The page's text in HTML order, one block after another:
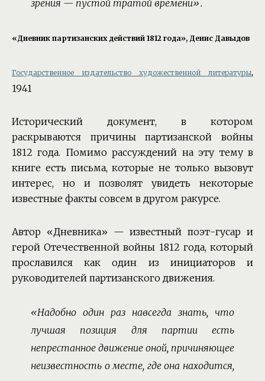
зрения — пустой тратой времени».
«Дневник партизанcких действий 1812 года», Денис Давыдов
Государственное издательство художественной литературы,
1941
Исторический документ, в котором
раскрываются причины партизанской войны
1812 года. Помимо рассуждений на эту тему в
книге есть письма, которые не только вызовут
интерес, но и позволят увидеть некоторые
известные факты совсем в другом ракурсе.
Автор «Дневника» — известный поэт-гусар и
герой Отечественной войны 1812 года, который
прославился как один из инициаторов и
руководителей партизанского движения.
«Надобно один раз навсегда знать, что
лучшая позиция для партии есть
непрестанное движение оной, причиняющее
неизвестность о месте, где она находится,